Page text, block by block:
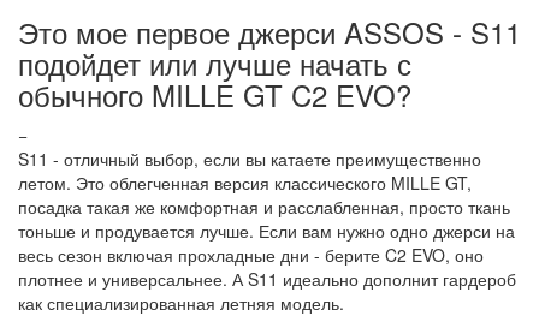
Это мое первое джерси ASSOS - S11
подойдет или лучше начать с
обычного MILLE GT C2 EVO?
−
S11 - отличный выбор, если вы катаете преимущественно
летом. Это облегченная версия классического MILLE GT,
посадка такая же комфортная и расслабленная, просто ткань
тоньше и продувается лучше. Если вам нужно одно джерси на
весь сезон включая прохладные дни - берите C2 EVO, оно
плотнее и универсальнее. А S11 идеально дополнит гардероб
как специализированная летняя модель.